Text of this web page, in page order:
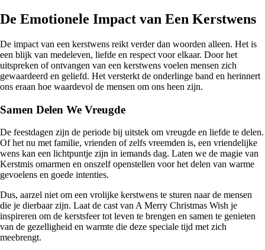
De Emotionele Impact van Een Kerstwens
De impact van een kerstwens reikt verder dan woorden alleen. Het is
een blijk van medeleven, liefde en respect voor elkaar. Door het
uitspreken of ontvangen van een kerstwens voelen mensen zich
gewaardeerd en geliefd. Het versterkt de onderlinge band en herinnert
ons eraan hoe waardevol de mensen om ons heen zijn.
Samen Delen We Vreugde
De feestdagen zijn de periode bij uitstek om vreugde en liefde te delen.
Of het nu met familie, vrienden of zelfs vreemden is, een vriendelijke
wens kan een lichtpuntje zijn in iemands dag. Laten we de magie van
Kerstmis omarmen en onszelf openstellen voor het delen van warme
gevoelens en goede intenties.
Dus, aarzel niet om een vrolijke kerstwens te sturen naar de mensen
die je dierbaar zijn. Laat de cast van A Merry Christmas Wish je
inspireren om de kerstsfeer tot leven te brengen en samen te genieten
van de gezelligheid en warmte die deze speciale tijd met zich
meebrengt.